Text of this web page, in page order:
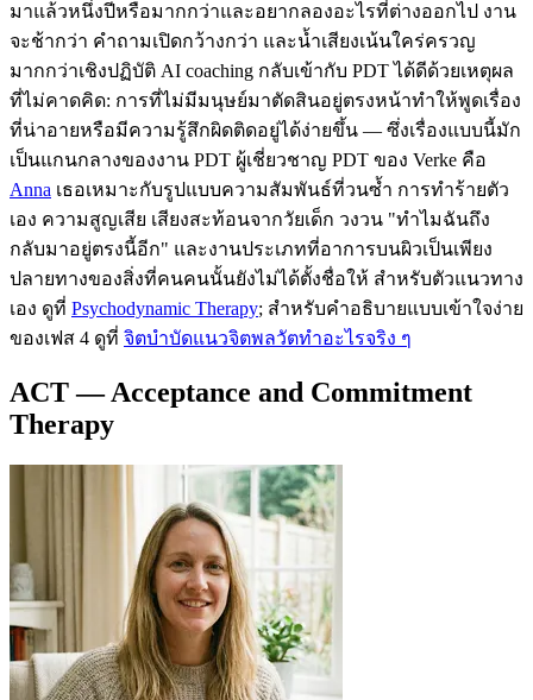
มาแล้วหนึ่งปีหรือมากกว่าและอยากลองอะไรที่ต่างออกไป งาน
จะช้ากว่า คำถามเปิดกว้างกว่า และน้ำเสียงเน้นใคร่ครวญ
มากกว่าเชิงปฏิบัติ AI coaching กลับเข้ากับ PDT ได้ดีด้วยเหตุผล
ที่ไม่คาดคิด: การที่ไม่มีมนุษย์มาตัดสินอยู่ตรงหน้าทำให้พูดเรื่อง
ที่น่าอายหรือมีความรู้สึกผิดติดอยู่ได้ง่ายขึ้น — ซึ่งเรื่องแบบนี้มัก
เป็นแกนกลางของงาน PDT ผู้เชี่ยวชาญ PDT ของ Verke คือ
Anna เธอเหมาะกับรูปแบบความสัมพันธ์ที่วนซ้ำ การทำร้ายตัว
เอง ความสูญเสีย เสียงสะท้อนจากวัยเด็ก วงวน "ทำไมฉันถึง
กลับมาอยู่ตรงนี้อีก" และงานประเภทที่อาการบนผิวเป็นเพียง
ปลายทางของสิ่งที่คนคนนั้นยังไม่ได้ตั้งชื่อให้ สำหรับตัวแนวทาง
เอง ดูที่ Psychodynamic Therapy; สำหรับคำอธิบายแบบเข้าใจง่าย
ของเฟส 4 ดูที่ จิตบำบัดแนวจิตพลวัตทำอะไรจริง ๆ
ACT — Acceptance and Commitment
Therapy